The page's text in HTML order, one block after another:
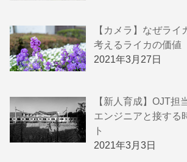
【カメラ】なぜライ
考えるライカの価値
2021年3月27日
【新人育成】OJT担
エンジニアと接する
ト
2021年3月3日